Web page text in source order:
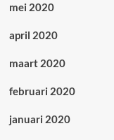
mei 2020
april 2020
maart 2020
februari 2020
januari 2020